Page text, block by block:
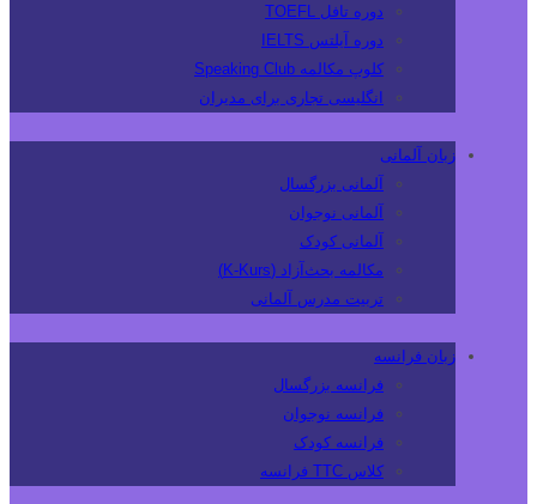
دوره تافل TOEFL
دوره آیلتس IELTS
کلوپ مکالمه Speaking Club
انگلیسی تجاری برای مدیران
زبان آلمانی
آلمانی بزرگسال
آلمانی نوجوان
آلمانی کودک
مکالمه بحث‌آزاد (K-Kurs)
تربیت مدرس آلمانی
زبان فرانسه
فرانسه بزرگسال
فرانسه نوجوان
فرانسه کودک
کلاس TTC فرانسه